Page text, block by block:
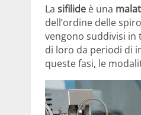
La sifilide è una
dell’ordine delle
vengono suddivisi in
di loro da periodi di
queste fasi, le